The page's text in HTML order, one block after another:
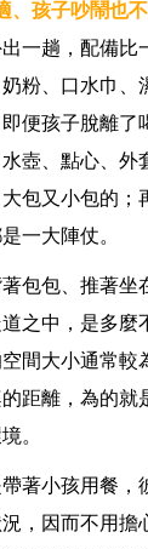
、孩子吵鬧也
一趟，配備比
粉、口水巾
便孩子脫離了
壺、點心、
包又小包的；
一大陣仗。
包包、推著坐
之中，是多麼
間大小通常較
距離，為的就
。
著小孩用餐，
，因而不用擔